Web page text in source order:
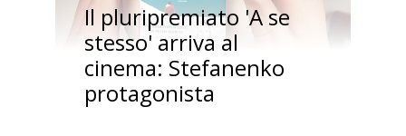
Il pluripremiato 'A se
stesso' arriva al
cinema: Stefanenko
protagonista